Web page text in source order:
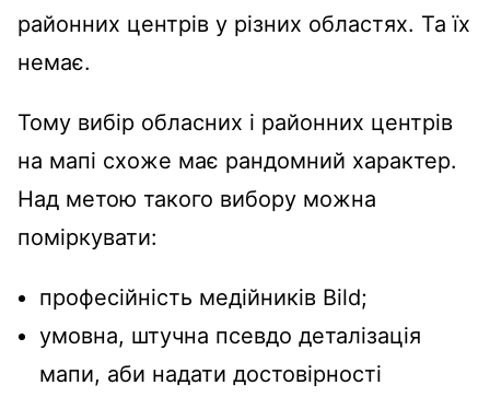
районних центрів у різних областях. Та їх
немає.
Тому вибір обласних і районних центрів
на мапі схоже має рандомний характер.
Над метою такого вибору можна
поміркувати:
професійність медійників Bild;
умовна, штучна псевдо деталізація
мапи, аби надати достовірності